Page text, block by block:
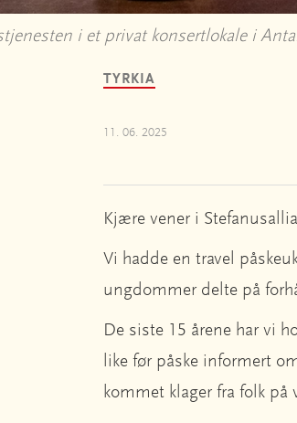
i et privat konsertlokale i
TYRKIA
11. 06. 2025
Kjære vener i
Vi hadde en travel
ungdommer delte på
De siste 15 årene har vi
like før påske informert
kommet klager fra folk på